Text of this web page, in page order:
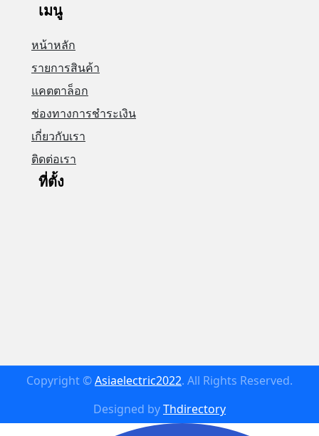
เมนู
หน้าหลัก
รายการสินค้า
แคตตาล็อก
ช่องทางการชำระเงิน
เกี่ยวกับเรา
ติดต่อเรา
ที่ตั้ง
Copyright ©Asiaelectric2022. All Rights Reserved.
Designed byThdirectory